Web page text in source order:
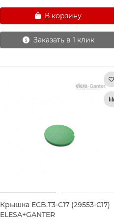
В корзину
Заказать в 1 клик
Крышка ECB.T3-C17 (29553-C17)
ELESA+GANTER